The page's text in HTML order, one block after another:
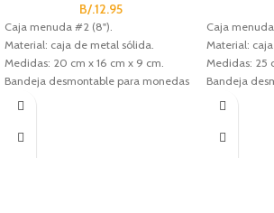
B/.12.95
Caja menuda #2 (8").
Material: caja de metal sólida.
Medidas: 20 cm x 16 cm x 9 cm.
Bandeja desmontable para monedas
(3 divisiones).
Caja
Material:
Medidas: 25
Bandeja
(5 divisiones).